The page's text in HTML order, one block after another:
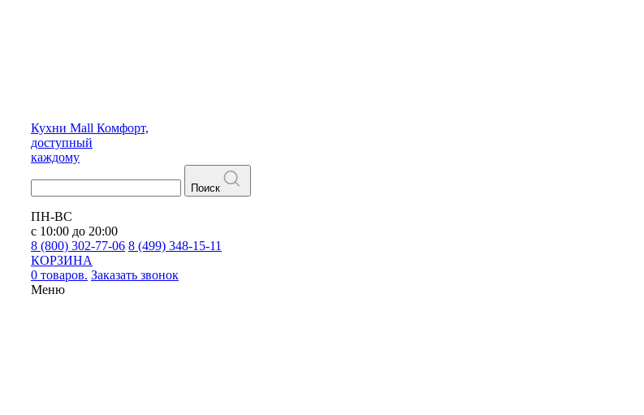
Кухни Mall Комфорт,
доступный
каждому
Поиск
ПН-ВС
с 10:00 до 20:00
8 (800) 302-77-06 8 (499) 348-15-11
КОРЗИНА
0 товаров. Заказать звонок
Меню